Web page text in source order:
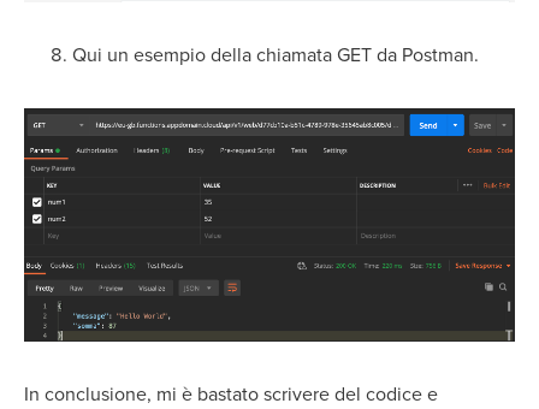
Qui un esempio della chiamata GET da Postman.
In conclusione, mi è bastato scrivere del codice e